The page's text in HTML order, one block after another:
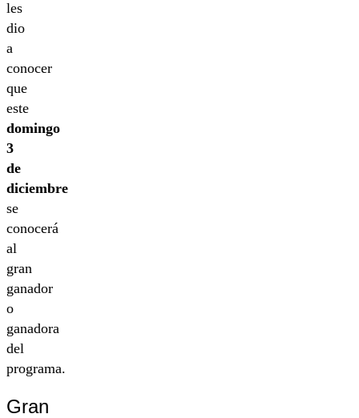
les
dio
a
conocer
que
este
domingo
3
de
diciembre
se
conocerá
al
gran
ganador
o
ganadora
del
programa.
Gran